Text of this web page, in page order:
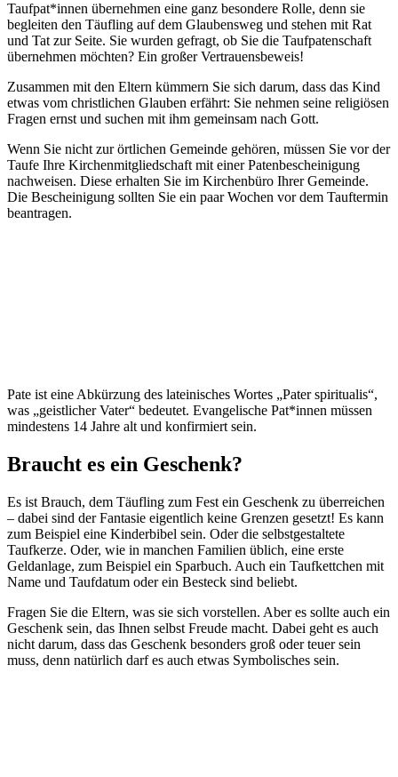
Taufpat*innen übernehmen eine ganz besondere Rolle, denn sie
begleiten den Täufling auf dem Glaubensweg und stehen mit Rat
und Tat zur Seite. Sie wurden gefragt, ob Sie die Taufpatenschaft
übernehmen möchten? Ein großer Vertrauensbeweis!
Zusammen mit den Eltern kümmern Sie sich darum, dass das Kind
etwas vom christlichen Glauben erfährt: Sie nehmen seine religiösen
Fragen ernst und suchen mit ihm gemeinsam nach Gott.
Wenn Sie nicht zur örtlichen Gemeinde gehören, müssen Sie vor der
Taufe Ihre Kirchenmitgliedschaft mit einer Patenbescheinigung
nachweisen. Diese erhalten Sie im Kirchenbüro Ihrer Gemeinde.
Die Bescheinigung sollten Sie ein paar Wochen vor dem Tauftermin
beantragen.
Pate ist eine Abkürzung des lateinisches Wortes „Pater spiritualis“,
was „geistlicher Vater“ bedeutet. Evangelische Pat*innen müssen
mindestens 14 Jahre alt und konfirmiert sein.
Braucht es ein Geschenk?
Es ist Brauch, dem Täufling zum Fest ein Geschenk zu überreichen
– dabei sind der Fantasie eigentlich keine Grenzen gesetzt! Es kann
zum Beispiel eine Kinderbibel sein. Oder die selbstgestaltete
Taufkerze. Oder, wie in manchen Familien üblich, eine erste
Geldanlage, zum Beispiel ein Sparbuch. Auch ein Taufkettchen mit
Name und Taufdatum oder ein Besteck sind beliebt.
Fragen Sie die Eltern, was sie sich vorstellen. Aber es sollte auch ein
Geschenk sein, das Ihnen selbst Freude macht. Dabei geht es auch
nicht darum, dass das Geschenk besonders groß oder teuer sein
muss, denn natürlich darf es auch etwas Symbolisches sein.